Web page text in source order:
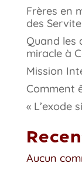
Frères en
des
Quand les
miracle à
Mission
Comment
« L’exode
Aucun